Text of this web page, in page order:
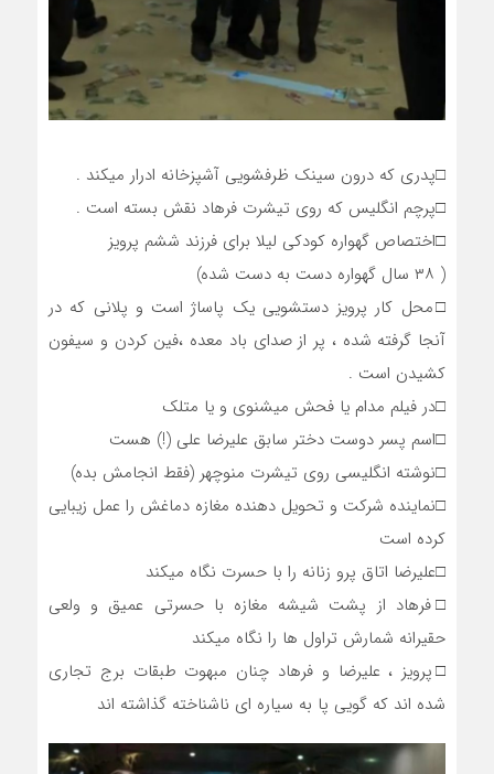
□پدری که درون سینک ظرفشویی آشپزخانه ادرار میکند .
□پرچم انگلیس که روی تیشرت فرهاد نقش بسته است .
□اختصاص گهواره کودکی لیلا برای فرزند ششم پرویز
( ۳۸ سال گهواره دست به دست شده)
□محل کار پرویز دستشویی یک پاساژ است و پلانی که در
آنجا گرفته شده ، پر از صدای باد معده ،فین کردن و سیفون
کشیدن است .
□در فیلم مدام یا فحش میشنوی و یا متلک
□اسم پسر دوست دختر سابق علیرضا علی (!) هست
□نوشته انگلیسی روی تیشرت منوچهر (فقط انجامش بده)
□نماینده شرکت و تحویل دهنده مغازه دماغش را عمل زیبایی
کرده است
□علیرضا اتاق پرو زنانه را با حسرت نگاه میکند
□فرهاد از پشت شیشه مغازه با حسرتی عمیق و ولعی
حقیرانه شمارش تراول ها را نگاه میکند
□پرویز ، علیرضا و فرهاد چنان مبهوت طبقات برج تجاری
شده اند که گویی پا به سیاره ای ناشناخته گذاشته اند